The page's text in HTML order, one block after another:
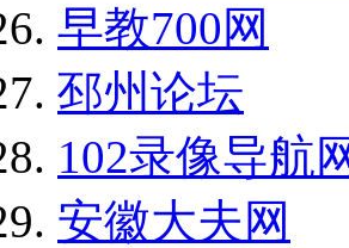
早教700网
邳州论坛
102录像导航
安徽大夫网